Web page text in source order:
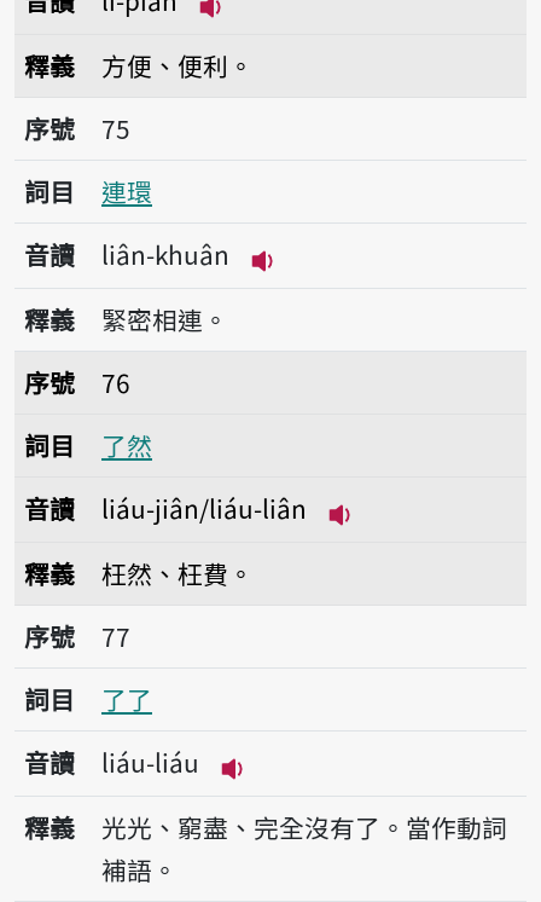
釋義
方便、便利。
序號75連環
序號
75
詞目
連環
音讀
liân-khuân
播放音讀liân-khuân
釋義
緊密相連。
序號76了然
序號
76
詞目
了然
音讀
liáu-jiân/liáu-liân
釋義
枉然、枉費。
序號77了了
序號
77
詞目
了了
音讀
liáu-liáu
播放音讀liáu-liáu
釋義
光光、窮盡、完全沒有了。當作動詞
補語。